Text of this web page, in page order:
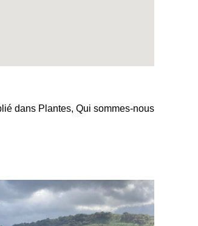
dans Plantes, Qui sommes-nous